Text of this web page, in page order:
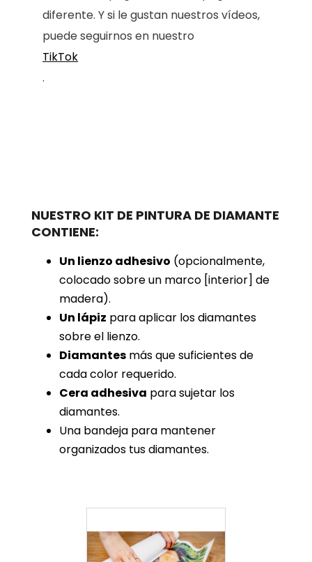
diferente. Y si le gustan nuestros vídeos,
puede seguirnos en nuestro
TikTok
.
NUESTRO KIT DE PINTURA DE DIAMANTE
CONTIENE:
Un lienzo adhesivo (opcionalmente,
colocado sobre un marco [interior] de
madera).
Un lápiz para aplicar los diamantes
sobre el lienzo.
Diamantes más que suficientes de
cada color requerido.
Cera adhesiva para sujetar los
diamantes.
Una bandeja para mantener
organizados tus diamantes.